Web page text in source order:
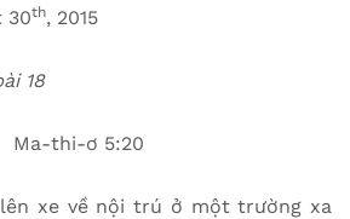
30th, 2015
18
Ma-thi-ơ 5:20
xe về nội trú ở một trường xa